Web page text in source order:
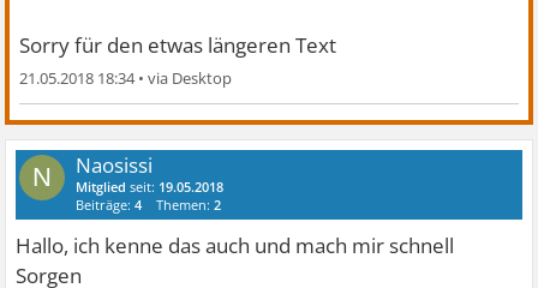
Sorry für den etwas längeren Text
21.05.2018 18:34•
N Naosissi
Mitglied seit: 19.05.2018
Beiträge:4 Themen:2
Hallo, ich kenne das auch und mach mir schnell
Sorgen